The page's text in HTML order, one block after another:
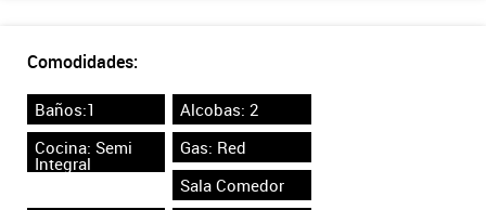
Comodidades:
Baños:1
Alcobas: 2
Cocina: Semi
Integral
Gas: Red
Sala Comedor